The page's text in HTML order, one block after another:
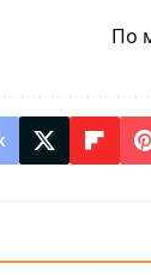
По